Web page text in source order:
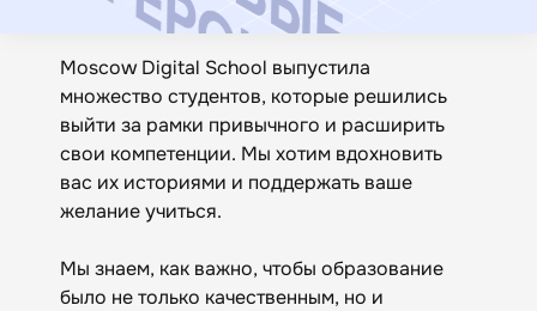
Moscow Digital School выпустила
множество студентов, которые решились
выйти за рамки привычного и расширить
свои компетенции. Мы хотим вдохновить
вас их историями и поддержать ваше
желание учиться.
Мы знаем, как важно, чтобы образование
было не только качественным, но и